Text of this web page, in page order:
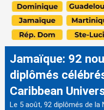
Jamaïque: 92
diplômés
Caribbean
Le 5 août, 92 diplômés de la